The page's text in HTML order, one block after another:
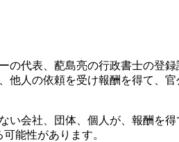
の代表、蓜島亮の行政書士の登録
他人の依頼を受け報酬を得て、
い会社、団体、個人が、報酬を
能性があります。